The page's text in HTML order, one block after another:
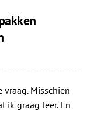
Misschien
ik graag leer. En